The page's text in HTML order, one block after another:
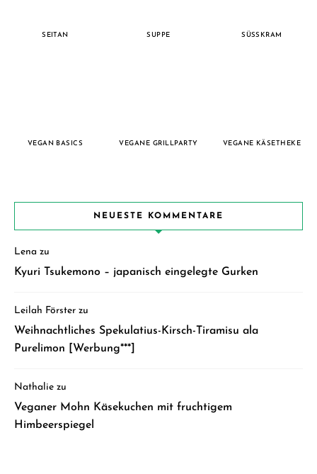
SEITAN SUPPE SÜSSKRAM
VEGAN BASICS VEGANE GRILLPARTY VEGANE KÄSETHEKE
NEUESTE KOMMENTARE
Lena zu
Kyuri Tsukemono – japanisch eingelegte Gurken
Leilah Förster zu
Weihnachtliches Spekulatius-Kirsch-Tiramisu ala
Purelimon [Werbung***]
Nathalie zu
Veganer Mohn Käsekuchen mit fruchtigem
Himbeerspiegel